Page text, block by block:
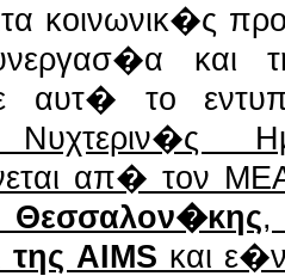
κοινωνικ�ς
και
αυτ� το
απ� τον
,
της AIMS και